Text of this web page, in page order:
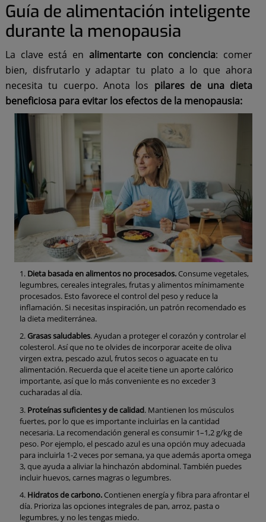
Guía de alimentación inteligente
durante la menopausia
La clave está en alimentarte con conciencia: comer
bien, disfrutarlo y adaptar tu plato a lo que ahora
necesita tu cuerpo. Anota los pilares de una dieta
beneficiosa para evitar los efectos de la menopausia:
Dieta basada en alimentos no procesados. Consume vegetales,
legumbres, cereales integrales, frutas y alimentos mínimamente
procesados. Esto favorece el control del peso y reduce la
inflamación. Si necesitas inspiración, un patrón recomendado es
la dieta mediterránea.
Grasas saludables. Ayudan a proteger el corazón y controlar el
colesterol. Así que no te olvides de incorporar aceite de oliva
virgen extra, pescado azul, frutos secos o aguacate en tu
alimentación. Recuerda que el aceite tiene un aporte calórico
importante, así que lo más conveniente es no exceder 3
cucharadas al día.
Proteínas suficientes y de calidad. Mantienen los músculos
fuertes, por lo que es importante incluirlas en la cantidad
necesaria. La recomendación general es consumir 1–1,2 g/kg de
peso. Por ejemplo, el pescado azul es una opción muy adecuada
para incluirla 1-2 veces por semana, ya que además aporta omega
3, que ayuda a aliviar la hinchazón abdominal. También puedes
incluir huevos, carnes magras o legumbres.
Hidratos de carbono.Contienen energía y fibra para afrontar el
día. Prioriza las opciones integrales de pan, arroz, pasta o
legumbres, y no les tengas miedo.